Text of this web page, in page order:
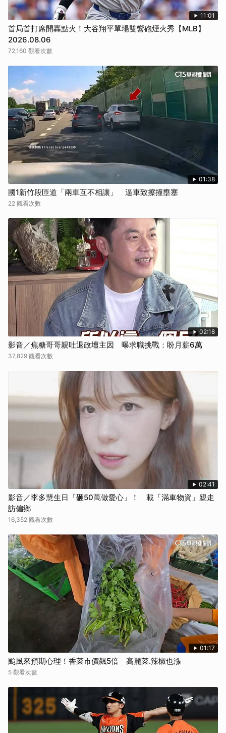
11:01
首局首打席開轟點火！大谷翔平單場雙響砲煙火秀【MLB】
2026.08.06
72,160 觀看次數
01:38
國1新竹段匝道「兩車互不相讓」 逼車致擦撞壅塞
22 觀看次數
02:18
影音／焦糖哥哥親吐退政壇主因 曝求職挑戰：盼月薪6萬
37,829 觀看次數
02:41
影音／李多慧生日「砸50萬做愛心」！ 載「滿車物資」親走
訪偏鄉
16,352 觀看次數
01:17
颱風來預期心理！香菜市價飆5倍 高麗菜.辣椒也漲
5 觀看次數